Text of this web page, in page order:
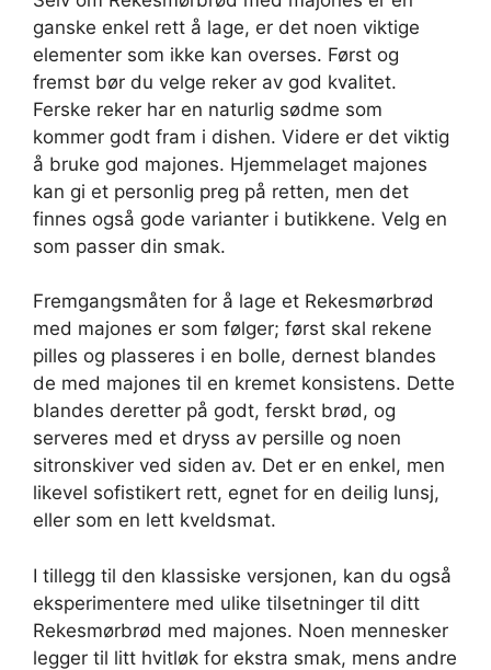
ganske enkel rett å lage, er det noen viktige
elementer som ikke kan overses. Først og
fremst bør du velge reker av god kvalitet.
Ferske reker har en naturlig sødme som
kommer godt fram i dishen. Videre er det viktig
å bruke god majones. Hjemmelaget majones
kan gi et personlig preg på retten, men det
finnes også gode varianter i butikkene. Velg en
som passer din smak.
Fremgangsmåten for å lage et Rekesmørbrød
med majones er som følger; først skal rekene
pilles og plasseres i en bolle, dernest blandes
de med majones til en kremet konsistens. Dette
blandes deretter på godt, ferskt brød, og
serveres med et dryss av persille og noen
sitronskiver ved siden av. Det er en enkel, men
likevel sofistikert rett, egnet for en deilig lunsj,
eller som en lett kveldsmat.
I tillegg til den klassiske versjonen, kan du også
eksperimentere med ulike tilsetninger til ditt
Rekesmørbrød med majones. Noen mennesker
legger til litt hvitløk for ekstra smak, mens andre